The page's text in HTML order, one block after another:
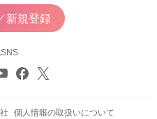
新規登録
個人情報の取扱いについて